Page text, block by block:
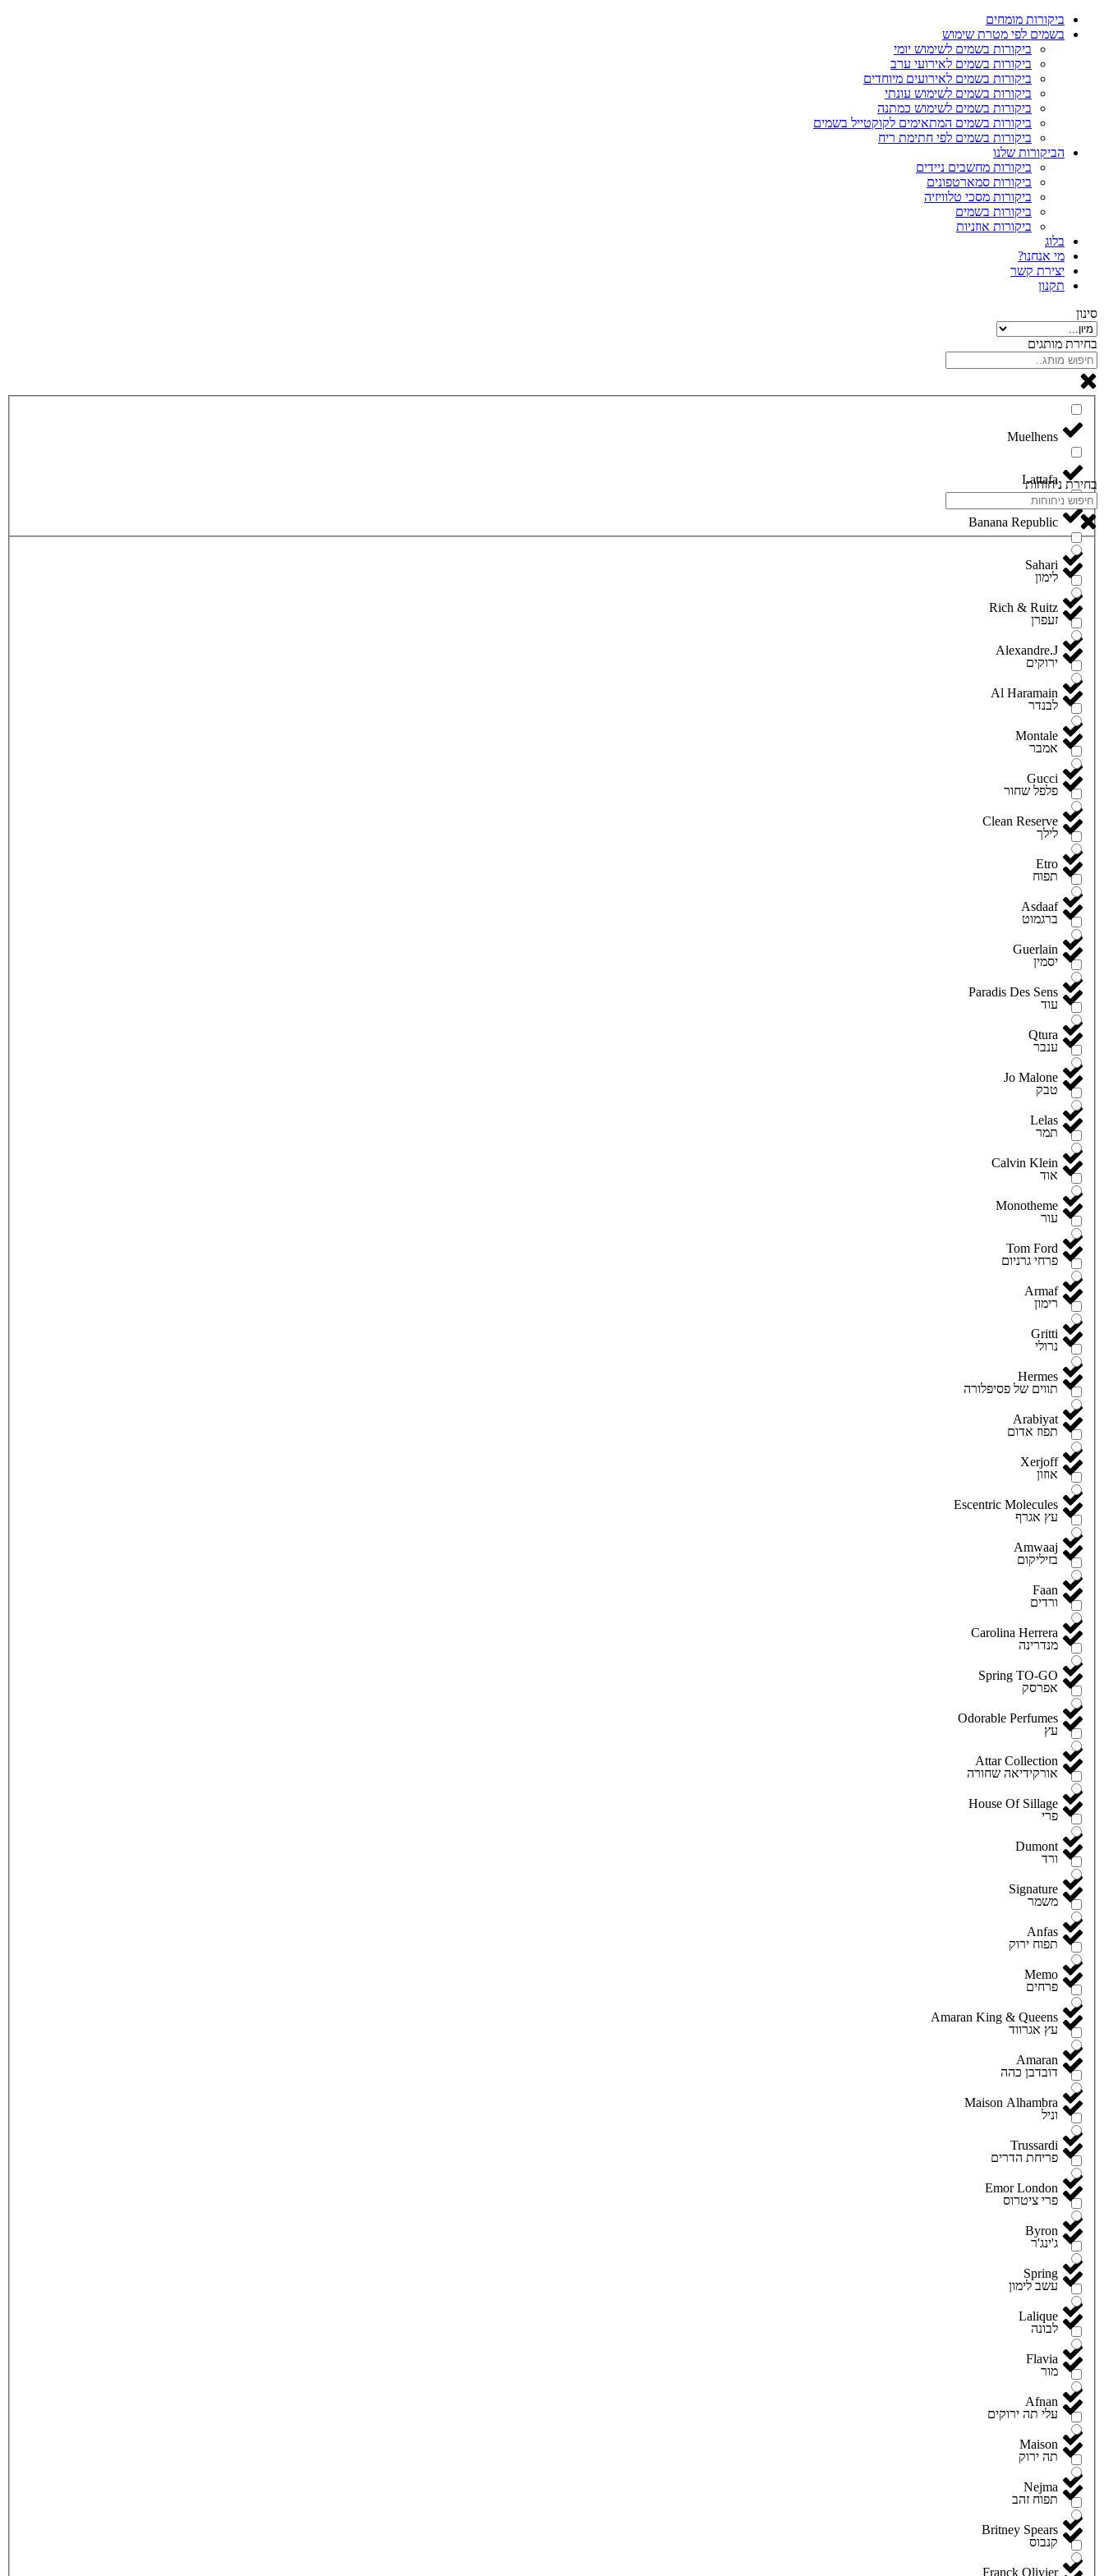
ביקורות מומחים
בשמים לפי מטרת שימוש
ביקורות בשמים לשימוש יומי
ביקורות בשמים לאירועי ערב
ביקורות בשמים לאירועים מיוחדים
ביקורות בשמים לשימוש עונתי
ביקורות בשמים לשימוש כמתנה
ביקורות בשמים המתאימים לקוקטייל בשמים
ביקורות בשמים לפי חתימת ריח
הביקורות שלנו
ביקורות מחשבים ניידים
ביקורות סמארטפונים
ביקורות מסכי טלוויזיה
ביקורות בשמים
ביקורות אוזניות
בלוג
מי אנחנו?
יצירת קשר
תקנון
סינון
בחירת מותגים
Lattafa
Banana Republic
Sahari
Rich & Ruitz
Alexandre.J
Al Haramain
Montale
Gucci
Clean Reserve
Etro
Asdaaf
Guerlain
Paradis Des Sens
Qtura
Jo Malone
Lelas
Calvin Klein
Monotheme
Tom Ford
Armaf
Gritti
Hermes
Arabiyat
Xerjoff
Escentric Molecules
Amwaaj
Faan
Carolina Herrera
Spring TO-GO
Odorable Perfumes
Attar Collection
House Of Sillage
Dumont
Signature
Anfas
Memo
Amaran King & Queens
Amaran
Maison Alhambra
Trussardi
Emor London
Byron
Spring
Lalique
Flavia
Afnan
Maison
Nejma
Britney Spears
Franck Olivier
בחירת ניחוחות
לימון
זעפרן
ירוקים
לבנדר
אמבר
פלפל שחור
לילך
תפוח
ברגמוט
יסמין
עוד
ענבר
טבק
תמר
אוד
עור
פרחי גרניום
רימון
נרולי
תווים של פסיפלורה
תפוז אדום
אוזון
עץ אגרף
בזיליקום
ורדים
מנדרינה
אפרסק
עץ
אורקידיאה שחורה
פרי
ורד
משמר
תפוח ירוק
פרחים
עץ אגרווד
דובדבן כהה
וניל
פריחת הדרים
פרי ציטרוס
ג'ינג'ר
עשב לימון
לבונה
מור
עלי תה ירוקים
תה ירוק
תפוח זהב
קנבוס